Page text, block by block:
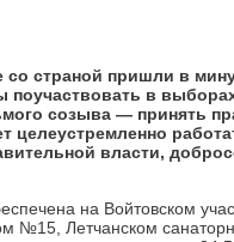
со страной пришли в
поучаствовать в
созыва — принять
целеустремленно
власти,
на Войтовском
№15, Летчанском